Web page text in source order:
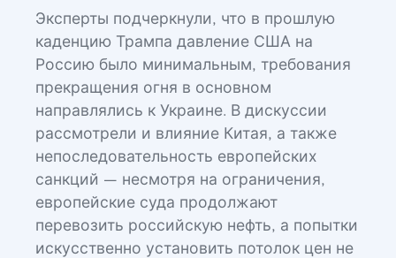
Эксперты подчеркнули, что в прошлую
каденцию Трампа давление США на
Россию было минимальным, требования
прекращения огня в основном
направлялись к Украине. В дискуссии
рассмотрели и влияние Китая, а также
непоследовательность европейских
санкций — несмотря на ограничения,
европейские суда продолжают
перевозить российскую нефть, а попытки
искусственно установить потолок цен не